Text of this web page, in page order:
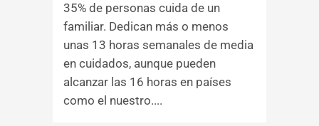
35% de personas cuida de un
familiar. Dedican más o menos
unas 13 horas semanales de media
en cuidados, aunque pueden
alcanzar las 16 horas en países
como el nuestro....